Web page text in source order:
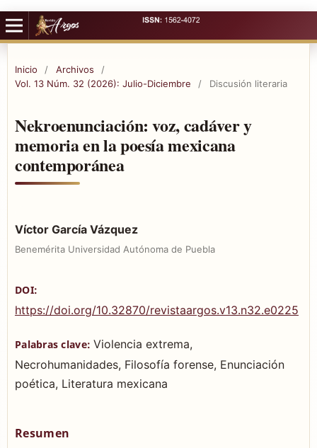
Inicio / Archivos
/
Vol. 13 Núm. 32 (2026): Julio-Diciembre
/ Discusión literaria
Nekroenunciación: voz, cadáver y
memoria en la poesía mexicana
contemporánea
Víctor García Vázquez
Benemérita Universidad Autónoma de Puebla
DOI:
https://doi.org/10.32870/revistaargos.v13.n32.e0225
Palabras clave:Violencia extrema,
Necrohumanidades, Filosofía forense, Enunciación
poética, Literatura mexicana
Resumen